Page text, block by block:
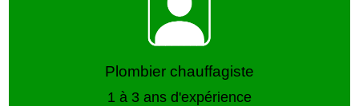
Plombier chauffagiste
1 à 3 ans d'expérience